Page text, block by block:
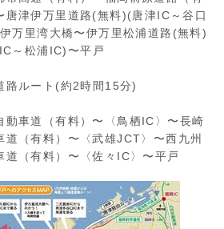
唐津伊万里道路(無料)(唐津IC～谷口
万里湾大橋〜伊万里松浦道路(無料)
～松浦IC)〜平戸
路ルート(約2時間15分)
動車道（有料）〜〈鳥栖IC〉〜長崎
道（有料）〜〈武雄JCT〉〜西九州
道（有料）〜〈佐々IC〉〜平戸